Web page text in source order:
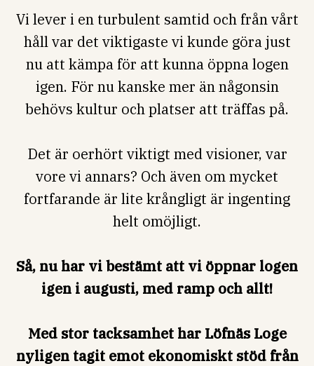
Vi lever i en turbulent samtid och från vårt
håll var det viktigaste vi kunde göra just
nu att kämpa för att kunna öppna logen
igen. För nu kanske mer än någonsin
behövs kultur och platser att träffas på.
Det är oerhört viktigt med visioner, var
vore vi annars? Och även om mycket
fortfarande är lite krångligt är ingenting
helt omöjligt.
Så, nu har vi bestämt att vi öppnar logen
igen i augusti, med ramp och allt!
Med stor tacksamhet har Löfnäs Loge
nyligen tagit emot ekonomiskt stöd från